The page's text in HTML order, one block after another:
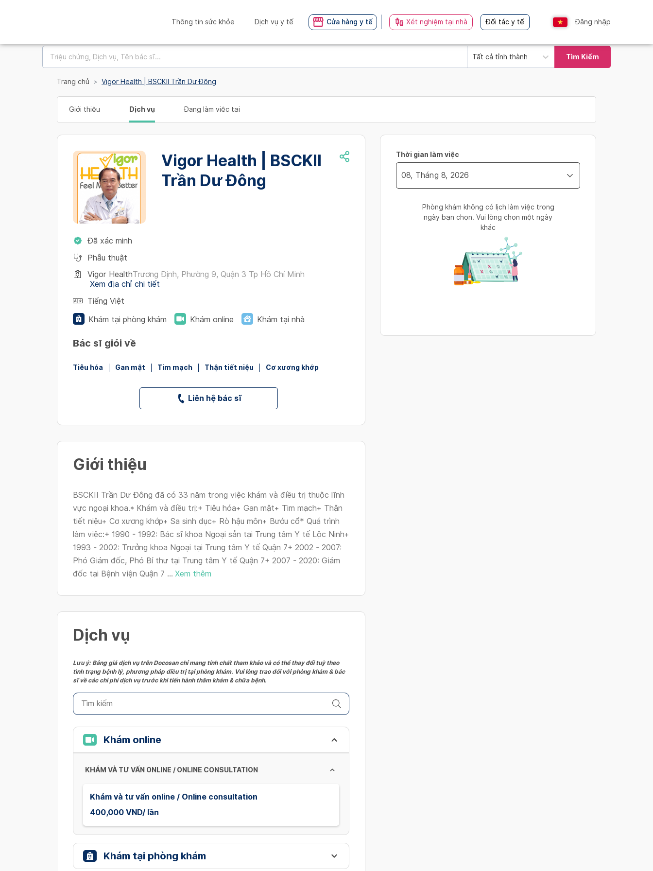
Thông tin sức khỏe Dịch vụ y tế Cửa hàng y tế Xét nghiệm tại nhà Đối tác y tế Đăng nhập
Tất cả tỉnh thành Tìm Kiếm
Trang chủ Vigor Health | BSCKII Trần Dư Đông
Giới thiệu Dịch vụ Đang làm việc tại
Vigor Health | BSCKII
Trần Dư Đông
Đã xác minh
Phẫu thuật
Vigor HealthTrương Định, Phường 9, Quận 3 Tp Hồ Chí Minh
Xem địa chỉ chi tiết
Tiếng Việt
Khám tại phòng khám
Khám online Khám tại nhà
Bác sĩ giỏi về
Tiêu hóa Gan mật Tim mạch Thận tiết niệu Cơ xương khớp
Liên hệ bác sĩ
Giới thiệu
BSCKII Trần Dư Đông đã có 33 năm trong việc khám và điều trị thuộc lĩnh
vực ngoại khoa.* Khám và điều trị:+ Tiêu hóa+ Gan mật+ Tim mạch+ Thận
tiết niệu+ Cơ xương khớp+ Sa sinh dục+ Rò hậu môn+ Bướu cổ* Quá trình
làm việc:+ 1990 - 1992: Bác sĩ khoa Ngoại sản tại Trung tâm Y tế Lộc Ninh+
1993 - 2002: Trưởng khoa Ngoại tại Trung tâm Y tế Quận 7+ 2002 - 2007:
Phó Giám đốc, Phó Bí thư tại Trung tâm Y tế Quận 7+ 2007 - 2020: Giám
đốc tại Bệnh viện Quận 7 ... Xem thêm
Dịch vụ
Lưu ý: Bảng giá dịch vụ trên Docosan chỉ mang tính chất tham khảo và có thể thay đổi tuỳ theo
tình trạng bệnh lý, phương pháp điều trị tại phòng khám. Vui lòng trao đổi với phòng khám & bác
sĩ về các chi phí dịch vụ trước khi tiến hành thăm khám & chữa bệnh.
Khám online
KHÁM VÀ TƯ VẤN ONLINE / ONLINE CONSULTATION
Khám và tư vấn online / Online consultation
400,000 VND/ lần
Khám tại phòng khám
Thời gian làm việc
Navigate
interact
Phòng khám không có lịch làm việc trong
ngày bạn chọn. Vui lòng chọn một ngày
khác